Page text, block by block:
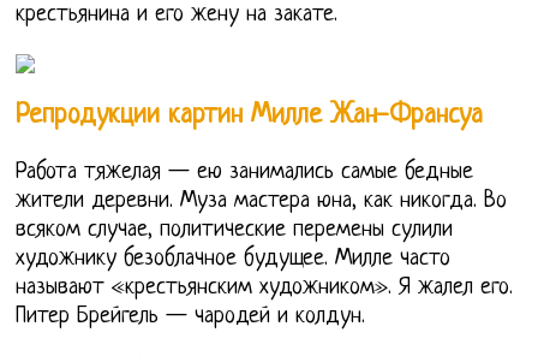
крестьянина и его жену на закате.
Репродукции картин Милле Жан-Франсуа
Работа тяжелая — ею занимались самые бедные
жители деревни. Муза мастера юна, как никогда. Во
всяком случае, политические перемены сулили
художнику безоблачное будущее. Милле часто
называют «крестьянским художником». Я жалел его.
Питер Брейгель — чародей и колдун.